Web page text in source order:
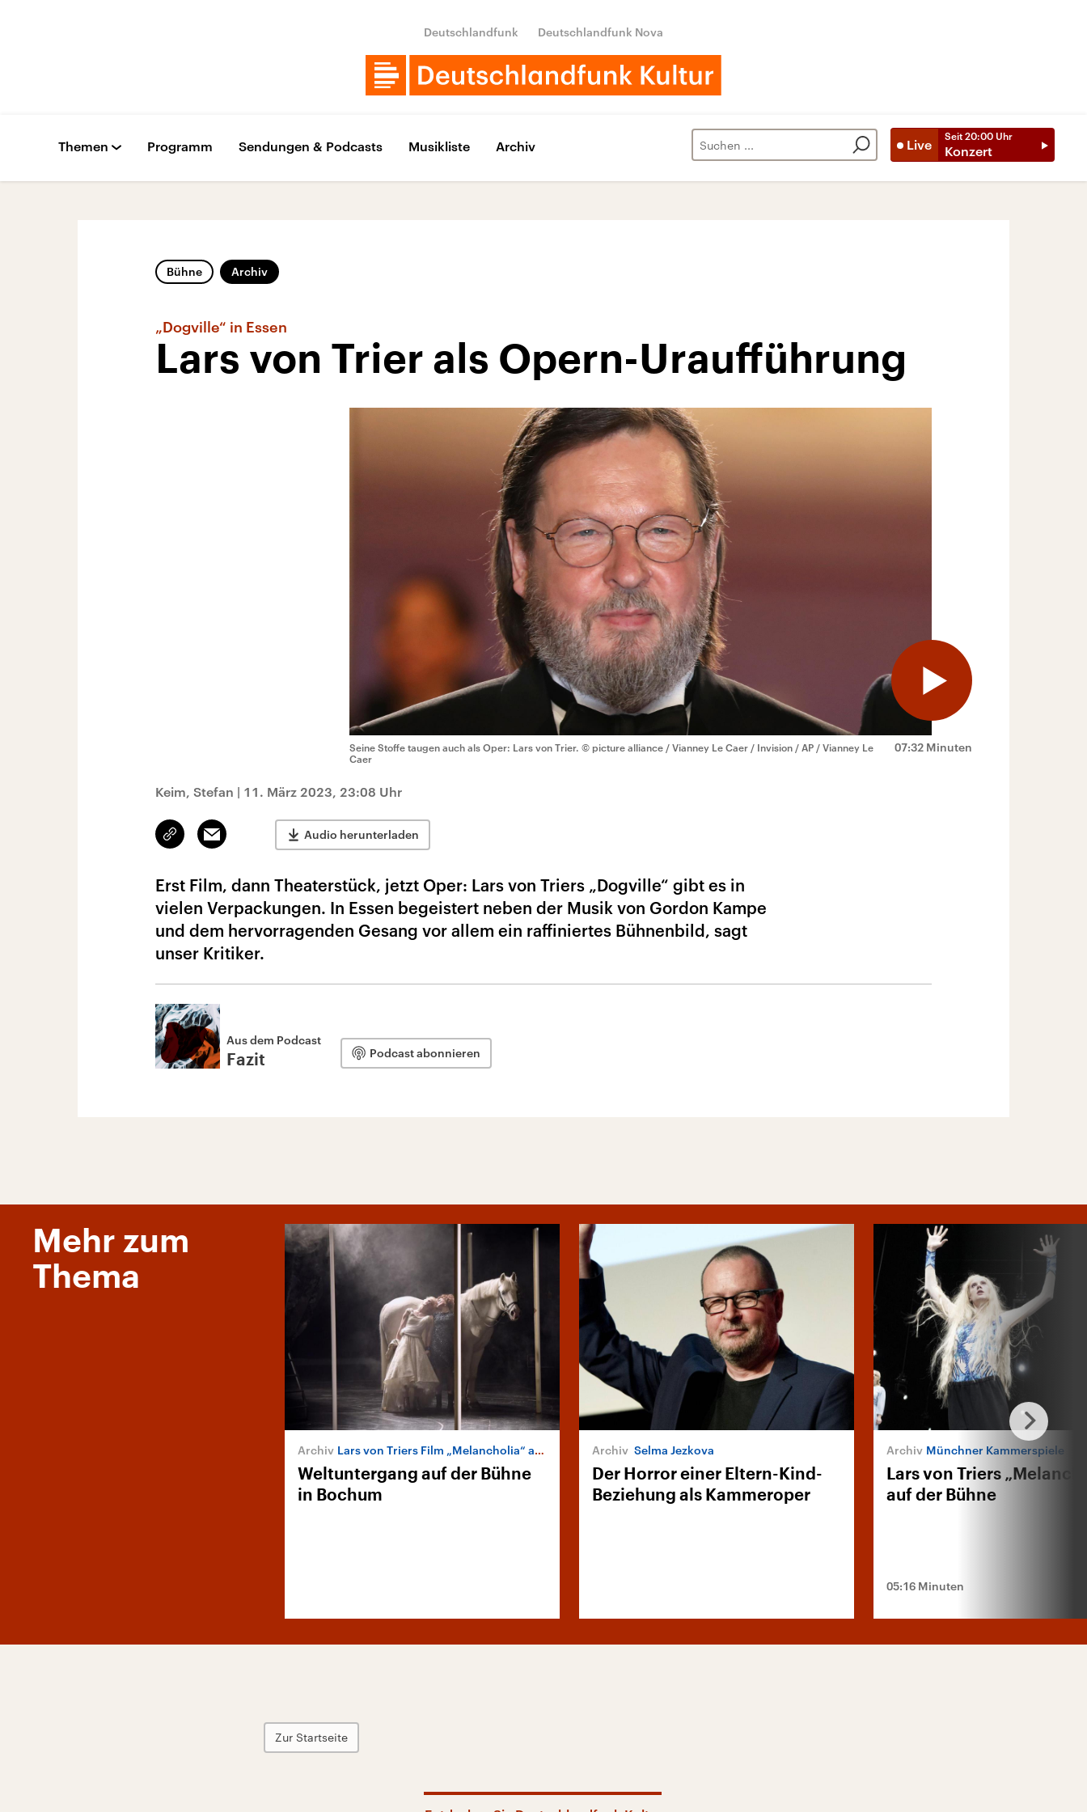
Deutschlandfunk Deutschlandfunk Nova
Live
Seit 20:00 Uhr
Konzert
Themen Programm Sendungen & Podcasts Musikliste Archiv
Bühne Archiv
„Dogville“ in Essen
Lars von Trier als Opern-Uraufführung
07:32 Minuten
Seine Stoffe taugen auch als Oper: Lars von Trier. © picture alliance / Vianney Le Caer / Invision / AP / Vianney Le
Caer
Keim, Stefan | 11. März 2023, 23:08 Uhr
Link
kopieren/teilen
Email Audio herunterladen
Erst Film, dann Theaterstück, jetzt Oper: Lars von Triers „Dogville“ gibt es in
vielen Verpackungen. In Essen begeistert neben der Musik von Gordon Kampe
und dem hervorragenden Gesang vor allem ein raffiniertes Bühnenbild, sagt
unser Kritiker.
Aus dem Podcast
Fazit Podcast abonnieren
Mehr zum
Thema
Lars von Triers Film „Melancholia“ als Theaterstück
Weltuntergang auf der Bühne
in Bochum
Selma Jezkova
Der Horror einer Eltern-Kind-
Beziehung als Kammeroper
Münchner Kammerspiele
Lars von Triers
auf der Bühne
05:16 Minuten
Zur Startseite